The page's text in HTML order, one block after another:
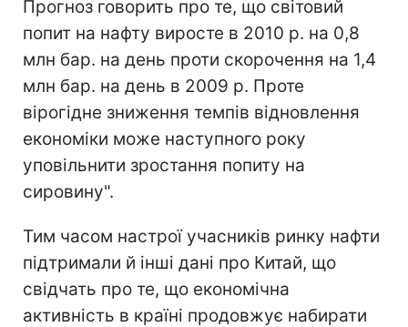
Прогноз говорить про те, що світовий
попит на нафту виросте в 2010 р. на 0,8
млн бар. на день проти скорочення на 1,4
млн бар. на день в 2009 р. Проте
вірогідне зниження темпів відновлення
економіки може наступного року
уповільнити зростання попиту на
сировину".
Тим часом настрої учасників ринку нафти
підтримали й інші дані про Китай, що
свідчать про те, що економічна
активність в країні продовжує набирати